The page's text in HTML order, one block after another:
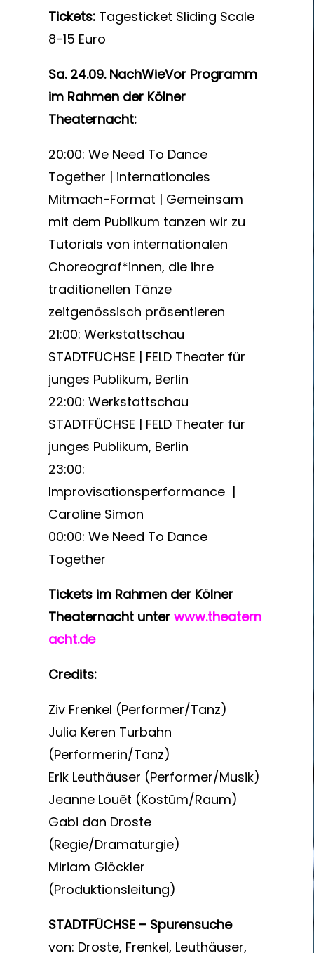
Tickets: Tagesticket Sliding Scale
8-15 Euro
Sa. 24.09. NachWieVor Programm
im Rahmen der Kölner
Theaternacht:
20:00: We Need To Dance
Together | internationales
Mitmach-Format | Gemeinsam
mit dem Publikum tanzen wir zu
Tutorials von internationalen
Choreograf*innen, die ihre
traditionellen Tänze
zeitgenössisch präsentieren
21:00: Werkstattschau
STADTFÜCHSE | FELD Theater für
junges Publikum, Berlin
22:00: Werkstattschau
STADTFÜCHSE | FELD Theater für
junges Publikum, Berlin
23:00:
Improvisationsperformance |
Caroline Simon
00:00: We Need To Dance
Together
Tickets im Rahmen der Kölner
Theaternacht unter www.theatern
acht.de
Credits:
Ziv Frenkel (Performer/Tanz)
Julia Keren Turbahn
(Performerin/Tanz)
Erik Leuthäuser (Performer/Musik)
Jeanne Louët (Kostüm/Raum)
Gabi dan Droste
(Regie/Dramaturgie)
Miriam Glöckler
(Produktionsleitung)
STADTFÜCHSE – Spurensuche
von: Droste, Frenkel, Leuthäuser,